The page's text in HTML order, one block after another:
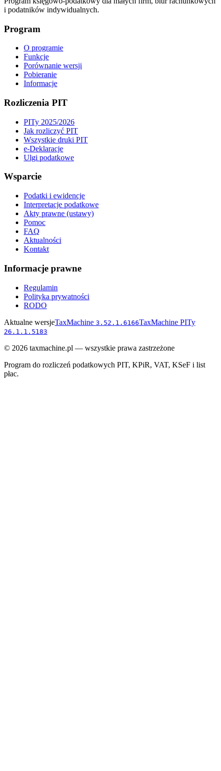
i podatników indywidualnych.
Program
O programie
Funkcje
Porównanie wersji
Pobieranie
Informacje
Rozliczenia PIT
PITy 2025/2026
Jak rozliczyć PIT
Wszystkie druki PIT
e-Deklaracje
Ulgi podatkowe
Wsparcie
Podatki i ewidencje
Interpretacje podatkowe
Akty prawne (ustawy)
Pomoc
FAQ
Aktualności
Kontakt
Informacje prawne
Regulamin
Polityka prywatności
RODO
Aktualne wersjeTaxMachine 3.52.1.6166TaxMachine PITy
26.1.1.5183
© 2026 taxmachine.pl — wszystkie prawa zastrzeżone
Program do rozliczeń podatkowych PIT, KPiR, VAT, KSeF i list
płac.